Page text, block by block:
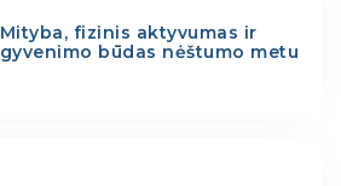
Mityba, fizinis aktyvumas ir
gyvenimo būdas nėštumo metu